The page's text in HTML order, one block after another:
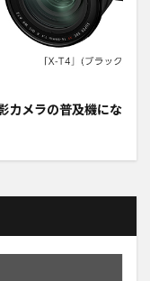
カメラの普及機にな